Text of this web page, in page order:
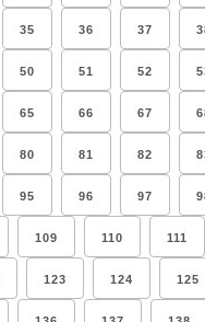
35 36 37
50 51 52
65 66 67
80 81 82
95 96 97
109 110 111
123 124 125